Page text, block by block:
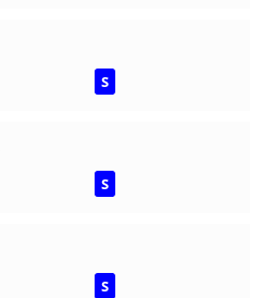
S
S
S